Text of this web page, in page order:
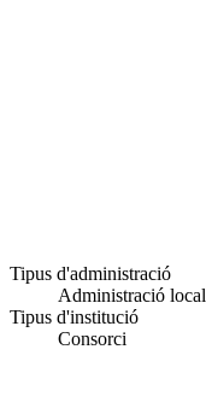
Tipus d'administració
Administració local
Tipus d'institució
Consorci